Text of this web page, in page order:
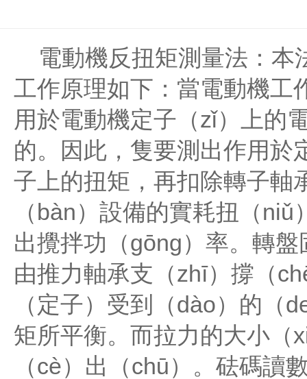
電動機反扭矩測量法：本
工作原理如下：當電動機工
用於電動機定子（zǐ）上的
的。因此，隻要測出作用於
子上的扭矩，再扣除轉子軸
（bàn）設備的實耗扭（
出攪拌功（gōng）率。轉
由推力軸承支（zhī）撐（
（定子）受到（dào）的（
矩所平衡。而拉力的大小（
（cè）出（chū）。砝碼讀